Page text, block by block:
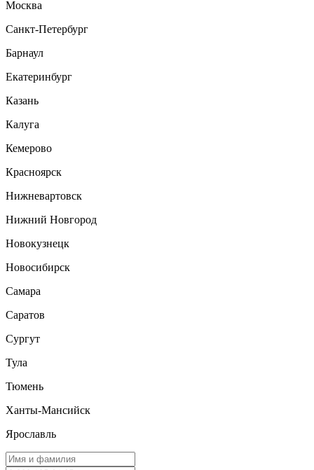
Москва
Санкт-Петербург
Барнаул
Екатеринбург
Казань
Калуга
Кемерово
Красноярск
Нижневартовск
Нижний Новгород
Новокузнецк
Новосибирск
Самара
Саратов
Сургут
Тула
Тюмень
Ханты-Мансийск
Ярославль